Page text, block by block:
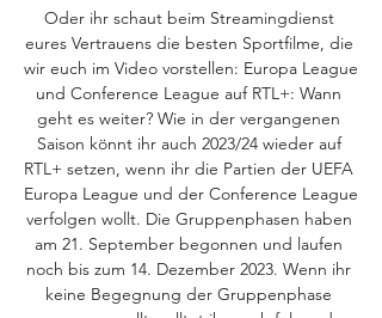
Oder ihr schaut beim Streamingdienst
eures Vertrauens die besten Sportfilme, die
wir euch im Video vorstellen: Europa League
und Conference League auf RTL+: Wann
geht es weiter? Wie in der vergangenen
Saison könnt ihr auch 2023/24 wieder auf
RTL+ setzen, wenn ihr die Partien der UEFA
Europa League und der Conference League
verfolgen wollt. Die Gruppenphasen haben
am 21. September begonnen und laufen
noch bis zum 14. Dezember 2023. Wenn ihr
keine Begegnung der Gruppenphase